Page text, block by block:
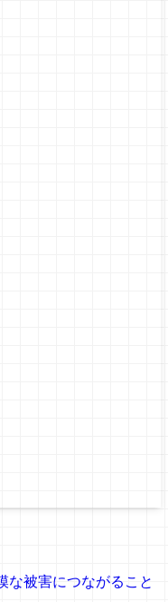
な被害につながること